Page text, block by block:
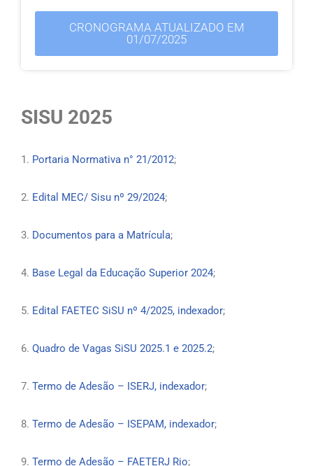
CRONOGRAMA ATUALIZADO EM
01/07/2025
SISU 2025
1. Portaria Normativa n° 21/2012;
2. Edital MEC/ Sisu nº 29/2024;
3. Documentos para a Matrícula;
4. Base Legal da Educação Superior 2024;
5. Edital FAETEC SiSU nº 4/2025, indexador;
6. Quadro de Vagas SiSU 2025.1 e 2025.2;
7. Termo de Adesão – ISERJ, indexador;
8. Termo de Adesão – ISEPAM, indexador;
9. Termo de Adesão – FAETERJ Rio;